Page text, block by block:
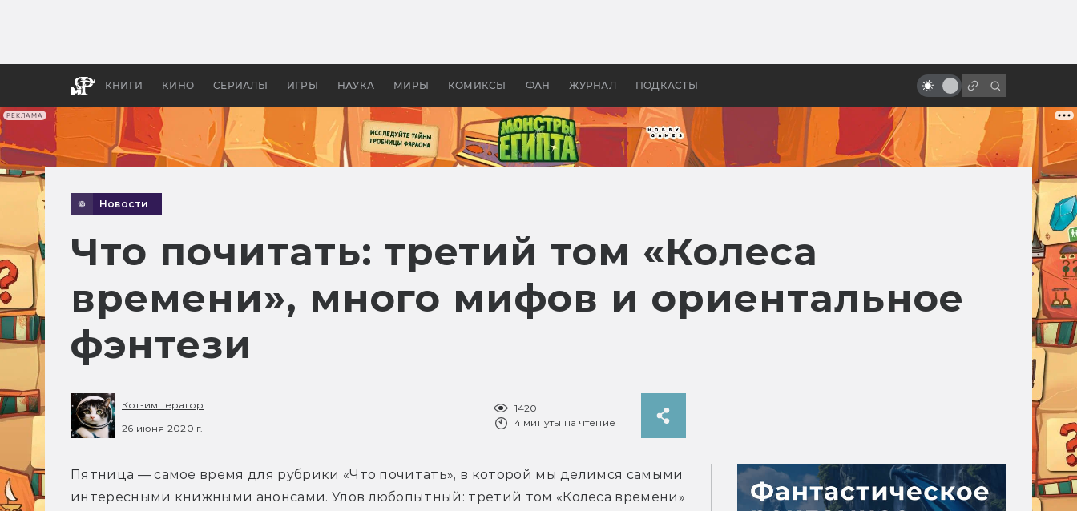
РЕКЛАМА
КНИГИ КИНО СЕРИАЛЫ ИГРЫ НАУКА МИРЫ КОМИКСЫ ФАН ЖУРНАЛ ПОДКАСТЫ
бы «Властелина колец»
Древней Грецией
мистика на съёмках
Новости
Что почитать: третий том «Колеса
времени», много мифов и ориентальное
фэнтези
Кот-император
26 июня 2020 г.
1420
4 минуты на чтение
Пятница — самое время для рубрики «Что почитать», в которой мы делимся самыми
интересными книжными анонсами. Улов любопытный: третий том «Колеса времени»